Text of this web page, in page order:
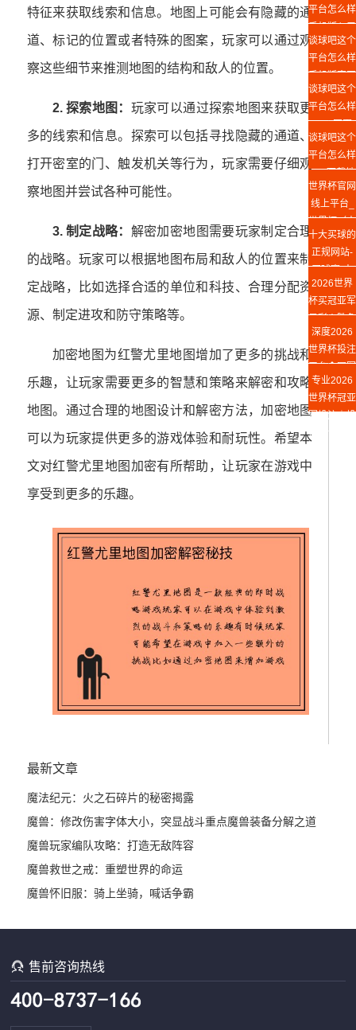
特征来获取线索和信息。地图上可能会有隐藏的通
道、标记的位置或者特殊的图案，玩家可以通过观
察这些细节来推测地图的结构和敌人的位置。
2. 探索地图： 玩家可以通过探索地图来获取更
多的线索和信息。探索可以包括寻找隐藏的通道、
打开密室的门、触发机关等行为，玩家需要仔细观
察地图并尝试各种可能性。
3. 制定战略： 解密加密地图需要玩家制定合理
的战略。玩家可以根据地图布局和敌人的位置来制
定战略，比如选择合适的单位和科技、合理分配资
源、制定进攻和防守策略等。
加密地图为红警尤里地图增加了更多的挑战和
乐趣，让玩家需要更多的智慧和策略来解密和攻略
地图。通过合理的地图设计和解密方法，加密地图
可以为玩家提供更多的游戏体验和耐玩性。希望本
文对红警尤里地图加密有所帮助，让玩家在游戏中
享受到更多的乐趣。
最新文章
魔法纪元：火之石碎片的秘密揭露
魔兽：修改伤害字体大小，突显战斗重点魔兽装备分解之道
魔兽玩家编队攻略：打造无敌阵容
魔兽救世之戒：重塑世界的命运
魔兽怀旧服：骑上坐骑，喊话争霸
售前咨询热线
平台怎么样
手机版入口
谈球吧这个
平台怎么样
手机版官网
谈球吧这个
平台怎么样
Web网页
版
谈球吧这个
平台怎么样
app下载地
址
世界杯官网
线上平台_
世界杯（中
国）
十大买球的
正规网站-
买球赛(中
国)官方网
站
2026世界
杯买冠亚军
足彩丨胜负
竞猜攻略
深度2026
世界杯投注
平台◆冠军
投注指南
专业2026
世界杯冠亚
军投注｜投
注平台推荐